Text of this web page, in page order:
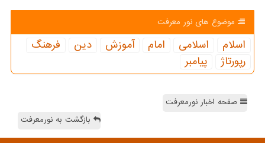
موضوع های نور معرفت
اسلام اسلامی امام آموزش دین
فرهنگ
رپورتاژ
پیامبر
صفحه اخبار نورمعرفت
بازگشت به نورمعرفت